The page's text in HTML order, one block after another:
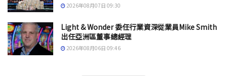
2026年08月07日 09:30
Light & Wonder 委任行業資深從業員Mike Smith
出任亞洲區董事總經理
2026年08月06日 09:46